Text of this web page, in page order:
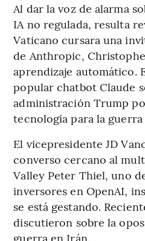
Al dar la voz de alarma
IA no regulada, resulta
Vaticano cursara una
de Anthropic,
aprendizaje automático.
popular chatbot Claude
administración Trump
tecnología para la
El vicepresidente JD
converso cercano al
Valley Peter Thiel, uno
inversores en OpenAI,
se está gestando.
discutieron sobre la
guerra en Irán.